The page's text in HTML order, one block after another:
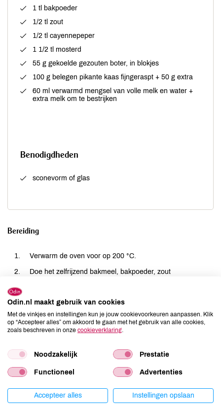
1 tl bakpoeder
1/2 tl zout
1/2 tl cayennepeper
1 1/2 tl mosterd
55 g gekoelde gezouten boter, in blokjes
100 g belegen pikante kaas fijngeraspt + 50 g extra
60 ml verwarmd mengsel van volle melk en water +
extra melk om te bestrijken
Benodigdheden
sconevorm of glas
Bereiding
Verwarm de oven voor op 200 °C.
Doe het zelfrijzend bakmeel, bakpoeder, zout
fijn broodkruim lijkt.
Meng er dan de 100 g fijngeraspte kaas, melk-
watermengsel en mosterd door. Mix met een mes met
Rol het mengsel snel met je handen tot een gladde bal en
werkvlak. Niet kneden!
Druk het mengsel voorzichtig met de palm van je hand uit
tot een dikte van 2,5 cm. Steek met een uitsteker of glas 4
Odin.nl maakt gebruik van cookies
Met de vinkjes en instellingen kun je jouw cookievoorkeuren aanpassen. Klik
op “Accepteer alles” om akkoord te gaan met het gebruik van alle cookies,
zoals beschreven in onze cookieverklaring.
Noodzakelijk Prestatie
Functioneel Advertenties
Accepteer alles Instellingen opslaan